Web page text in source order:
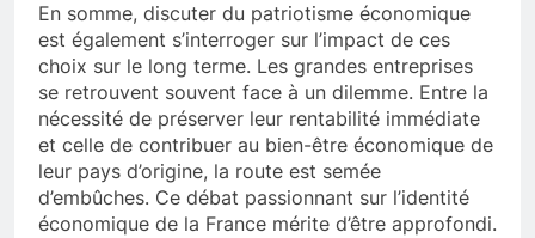
En somme, discuter du patriotisme économique
est également s’interroger sur l’impact de ces
choix sur le long terme. Les grandes entreprises
se retrouvent souvent face à un dilemme. Entre la
nécessité de préserver leur rentabilité immédiate
et celle de contribuer au bien-être économique de
leur pays d’origine, la route est semée
d’embûches. Ce débat passionnant sur l’identité
économique de la France mérite d’être approfondi.